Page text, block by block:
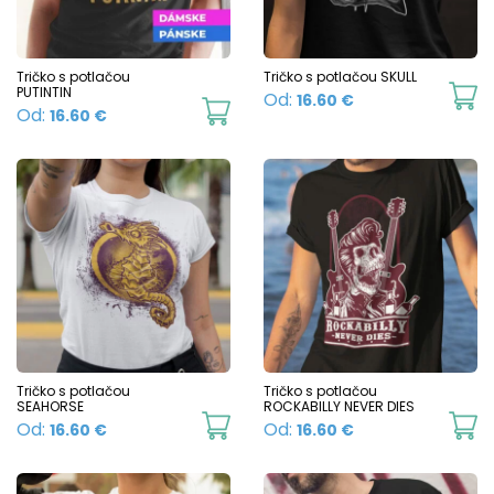
may
be
chosen
on
product
page
Tričko s potlačou
PUTINTIN
Od: 16.60 €
This
has
multiple
variants.
options
may
chosen
on
product
Tričko s potlačou SKULL
Od: 16.60 €
Tričko s potlačou
SEAHORSE
Od: 16.60 €
This
has
Tričko s potlačou
ROCKABILLY NEVER DIES
Od: 16.60 €